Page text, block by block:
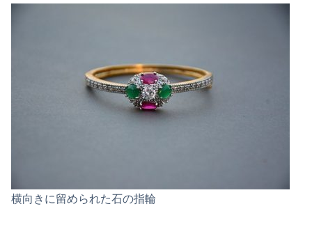
横向きに留められた石の指輪